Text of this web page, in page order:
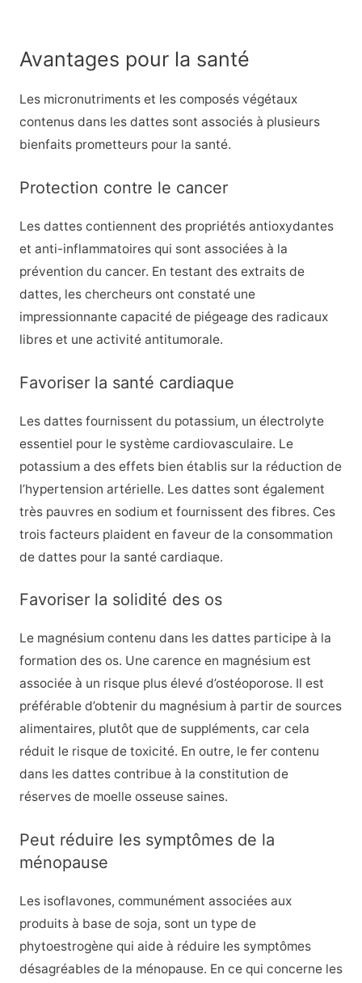
Avantages pour la santé
Les micronutriments et les composés végétaux
contenus dans les dattes sont associés à plusieurs
bienfaits prometteurs pour la santé.
Protection contre le cancer
Les dattes contiennent des propriétés antioxydantes
et anti-inflammatoires qui sont associées à la
prévention du cancer. En testant des extraits de
dattes, les chercheurs ont constaté une
impressionnante capacité de piégeage des radicaux
libres et une activité antitumorale.
Favoriser la santé cardiaque
Les dattes fournissent du potassium, un électrolyte
essentiel pour le système cardiovasculaire. Le
potassium a des effets bien établis sur la réduction de
l’hypertension artérielle. Les dattes sont également
très pauvres en sodium et fournissent des fibres. Ces
trois facteurs plaident en faveur de la consommation
de dattes pour la santé cardiaque.
Favoriser la solidité des os
Le magnésium contenu dans les dattes participe à la
formation des os. Une carence en magnésium est
associée à un risque plus élevé d’ostéoporose. Il est
préférable d’obtenir du magnésium à partir de sources
alimentaires, plutôt que de suppléments, car cela
réduit le risque de toxicité. En outre, le fer contenu
dans les dattes contribue à la constitution de
réserves de moelle osseuse saines.
Peut réduire les symptômes de la
ménopause
Les isoflavones, communément associées aux
produits à base de soja, sont un type de
phytoestrogène qui aide à réduire les symptômes
désagréables de la ménopause. En ce qui concerne les